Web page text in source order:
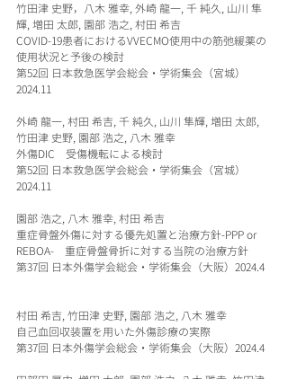
竹田津 史野，八木 雅幸, 外崎 龍一, 千 純久, 山川 隼
輝, 増田 太郎, 園部 浩之, 村田 希吉
COVID-19患者におけるVVECMO使用中の筋弛緩薬の
使用状況と予後の検討
第52回 日本救急医学会総会・学術集会（宮城）
2024.11
外崎 龍一, 村田 希吉, 千 純久, 山川 隼輝, 増田 太郎,
竹田津 史野, 園部 浩之, 八木 雅幸
外傷DIC　受傷機転による検討
第52回 日本救急医学会総会・学術集会（宮城）
2024.11
園部 浩之, 八木 雅幸, 村田 希吉
重症骨盤外傷に対する優先処置と治療方針-PPP or
REBOA-　重症骨盤骨折に対する当院の治療方針
第37回 日本外傷学会総会・学術集会（大阪）2024.4
村田 希吉, 竹田津 史野, 園部 浩之, 八木 雅幸
自己血回収装置を用いた外傷診療の実際
第37回 日本外傷学会総会・学術集会（大阪）2024.4